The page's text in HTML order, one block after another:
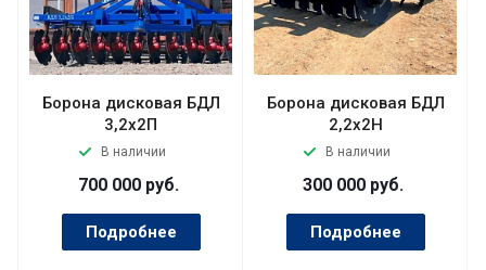
Борона дисковая БДЛ
3,2х2П
В наличии
700 000 руб.
Подробнее
Борона дисковая БДЛ
2,2x2Н
В наличии
300 000 руб.
Подробнее